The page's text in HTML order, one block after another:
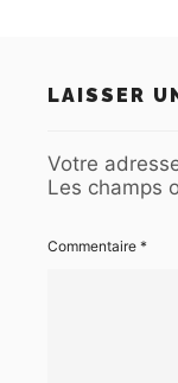
LAISSER
Votre
Les champs
Commentaire *